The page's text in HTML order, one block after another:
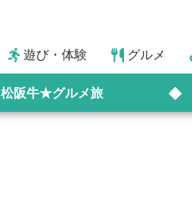
遊び・体験 グルメ
松阪牛★グルメ旅